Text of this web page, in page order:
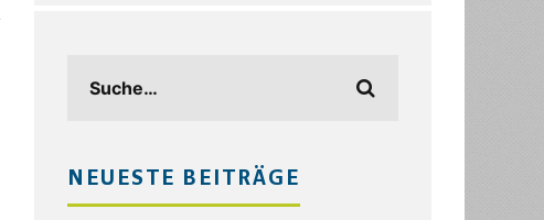
NEUESTE BEITRÄGE